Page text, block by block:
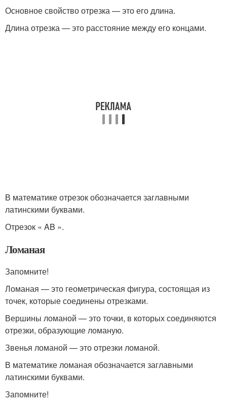
Основное свойство отрезка — это его длина.
Длина отрезка — это расстояние между его концами.
В математике отрезок обозначается заглавными
латинскими буквами.
Отрезок « AB ».
Ломаная
Запомните!
Ломаная — это геометрическая фигура, состоящая из
точек, которые соединены отрезками.
Вершины ломаной — это точки, в которых соединяются
отрезки, образующие ломаную.
Звенья ломаной — это отрезки ломаной.
В математике ломаная обозначается заглавными
латинскими буквами.
Запомните!